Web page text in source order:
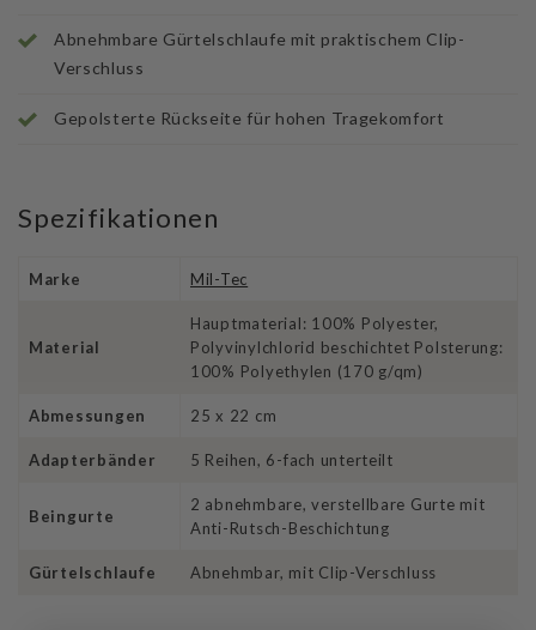
Abnehmbare Gürtelschlaufe mit praktischem Clip-
Verschluss
Gepolsterte Rückseite für hohen Tragekomfort
Spezifikationen
Marke Mil-Tec
Material
Hauptmaterial: 100% Polyester,
Polyvinylchlorid beschichtet Polsterung:
100% Polyethylen (170 g/qm)
Abmessungen 25 x 22 cm
Adapterbänder 5 Reihen, 6-fach unterteilt
Beingurte
2 abnehmbare, verstellbare Gurte mit
Anti-Rutsch-Beschichtung
Gürtelschlaufe Abnehmbar, mit Clip-Verschluss